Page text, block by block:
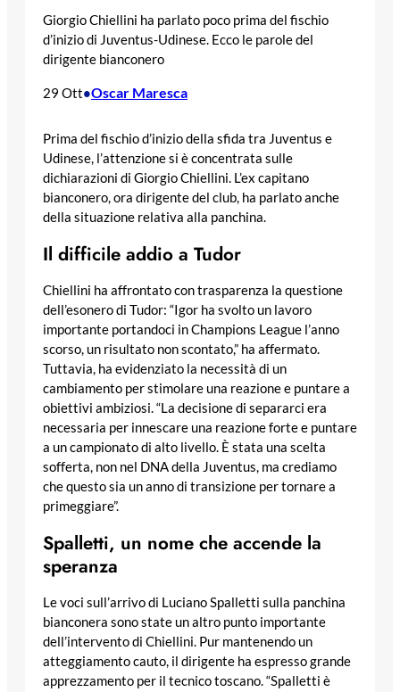
Giorgio Chiellini ha parlato poco prima del fischio
d’inizio di Juventus-Udinese. Ecco le parole del
dirigente bianconero
29 Ott•Oscar Maresca
Prima del fischio d’inizio della sfida tra Juventus e
Udinese, l’attenzione si è concentrata sulle
dichiarazioni di Giorgio Chiellini. L’ex capitano
bianconero, ora dirigente del club, ha parlato anche
della situazione relativa alla panchina.
Il difficile addio a Tudor
Chiellini ha affrontato con trasparenza la questione
dell’esonero di Tudor: “Igor ha svolto un lavoro
importante portandoci in Champions League l’anno
scorso, un risultato non scontato,” ha affermato.
Tuttavia, ha evidenziato la necessità di un
cambiamento per stimolare una reazione e puntare a
obiettivi ambiziosi. “La decisione di separarci era
necessaria per innescare una reazione forte e puntare
a un campionato di alto livello. È stata una scelta
sofferta, non nel DNA della Juventus, ma crediamo
che questo sia un anno di transizione per tornare a
primeggiare”.
Spalletti, un nome che accende la
speranza
Le voci sull’arrivo di Luciano Spalletti sulla panchina
bianconera sono state un altro punto importante
dell’intervento di Chiellini. Pur mantenendo un
atteggiamento cauto, il dirigente ha espresso grande
apprezzamento per il tecnico toscano. “Spalletti è